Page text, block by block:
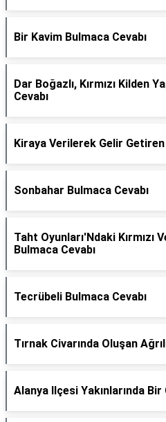
Bir Kavim Bulmaca Cevabı
Dar Boğazlı, Kırmızı Kilden
Cevabı
Kiraya Verilerek Gelir Getiren
Sonbahar Bulmaca Cevabı
Taht Oyunları'Ndaki Kırmızı
Bulmaca Cevabı
Tecrübeli Bulmaca Cevabı
Tırnak Civarında Oluşan
Alanya Ilçesi Yakınlarında Bir